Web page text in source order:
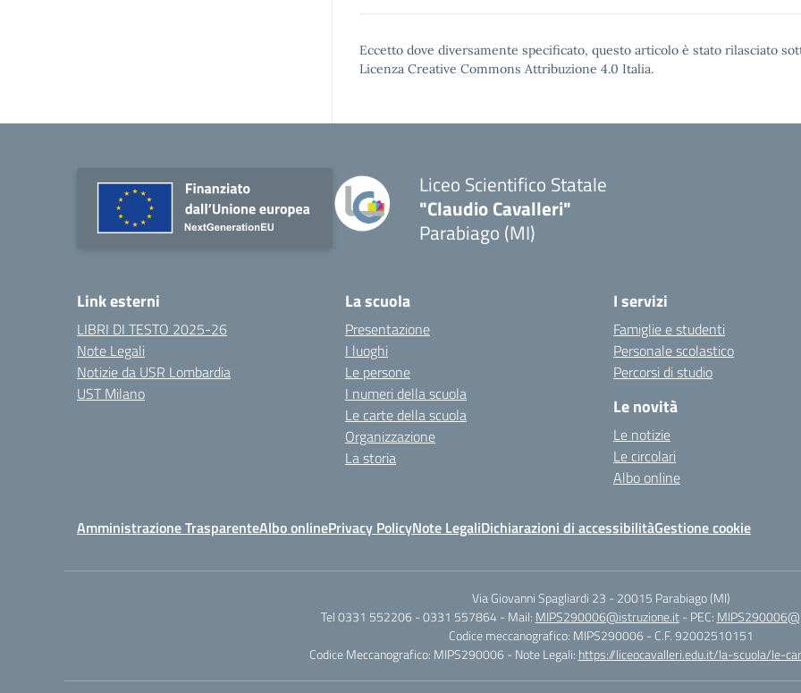
Eccetto dove diversamente specificato, questo articolo è stato rilasciato
Licenza Creative Commons Attribuzione 4.0 Italia.
Liceo Scientifico Statale
"Claudio Cavalleri"
Parabiago (MI)
Link esterni
LIBRI DI TESTO 2025-26
Note Legali
Notizie da USR Lombardia
UST Milano
La scuola
Presentazione
I luoghi
Le persone
I numeri della scuola
Le carte della scuola
Organizzazione
La storia
I servizi
Famiglie e studenti
Personale scolastico
Percorsi di studio
Le novità
Le notizie
Le circolari
Albo online
Amministrazione TrasparenteAlbo onlinePrivacy PolicyNote LegaliDichiarazioni di accessibilitàGestione cookie
Via Giovanni Spagliardi 23 - 20015 Parabiago (MI)
Tel 0331 552206 - 0331 557864 - Mail: MIPS290006@istruzione.it - PEC:
Codice meccanografico: MIPS290006 - C.F. 92002510151
Codice Meccanografico: MIPS290006 - Note Legali: https://liceocavalleri.edu.it/la-scuola/le-